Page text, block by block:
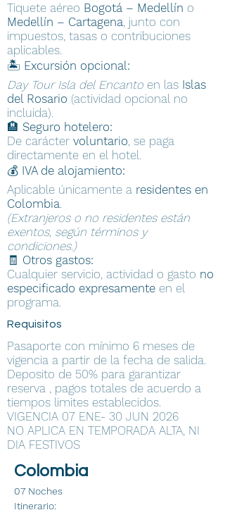
Tiquete aéreo Bogotá – Medellín o
Medellín – Cartagena, junto con
impuestos, tasas o contribuciones
aplicables.
🏝️ Excursión opcional:
Day Tour Isla del Encanto en las Islas
del Rosario (actividad opcional no
incluida).
🏨 Seguro hotelero:
De carácter voluntario, se paga
directamente en el hotel.
💰 IVA de alojamiento:
Aplicable únicamente a residentes en
Colombia.
(Extranjeros o no residentes están
exentos, según términos y
condiciones.)
🧾 Otros gastos:
Cualquier servicio, actividad o gasto no
especificado expresamente en el
programa.
Requisitos
Pasaporte con mínimo 6 meses de
vigencia a partir de la fecha de salida.
Deposito de 50% para garantizar
reserva , pagos totales de acuerdo a
tiempos limites establecidos.
VIGENCIA 07 ENE- 30 JUN 2026
NO APLICA EN TEMPORADA ALTA, NI
DIA FESTIVOS
Colombia
07 Noches
Itinerario: